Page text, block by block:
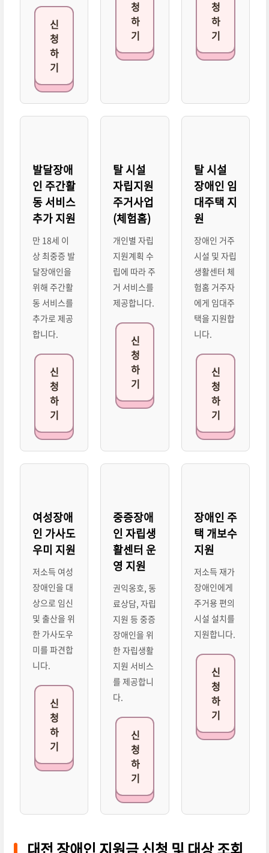
신
청
하
기
청
하
기
청
하
기
발달장애
인 주간활
동 서비스
추가 지원
만 18세 이
상 최중증 발
달장애인을
위해 주간활
동 서비스를
추가로 제공
합니다.
신
청
하
기
탈 시설
자립지원
주거사업
(체험홈)
개인별 자립
지원계획 수
립에 따라 주
거 서비스를
제공합니다.
신
청
하
기
탈 시설
장애인 임
대주택 지
원
장애인 거주
시설 및 자립
생활센터 체
험홈 거주자
에게 임대주
택을 지원합
니다.
신
청
하
기
여성장애
인 가사도
우미 지원
저소득 여성
장애인을 대
상으로 임신
및 출산을 위
한 가사도우
미를 파견합
니다.
신
청
하
기
중증장애
인 자립생
활센터 운
영 지원
권익옹호, 동
료상담, 자립
지원 등 중증
장애인을 위
한 자립생활
지원 서비스
를 제공합니
다.
신
청
하
기
장애인 주
택 개보수
지원
저소득 재가
장애인에게
주거용 편의
시설 설치를
지원합니다.
신
청
하
기